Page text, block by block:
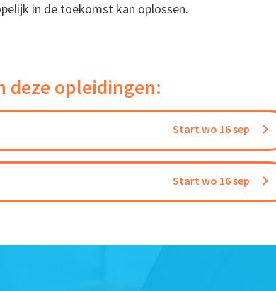
in de toekomst kan oplossen.
deze opleidingen:
Start wo 16 sep
Start wo 16 sep